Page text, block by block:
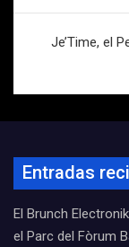
Je’Time, el
Entradas
El Brunch
el Parc del Fòrum